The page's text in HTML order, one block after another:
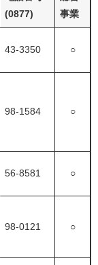
(0877)
事業
43-3350 ○
98-1584 ○
56-8581 ○
98-0121 ○